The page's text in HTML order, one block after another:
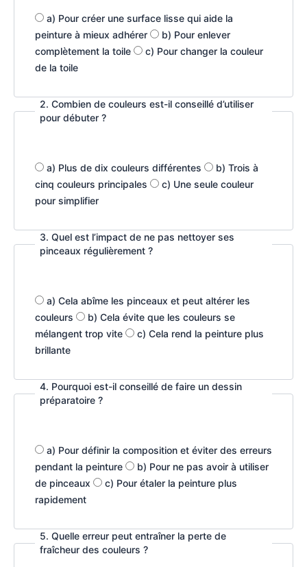
peinture à mieux adhérer
complètement la toile
de la toile
2. Combien de couleurs est-il conseillé d’utiliser
pour débuter ?
a) Plus de dix couleurs différentes
cinq couleurs principales
pour simplifier
3. Quel est l’impact de ne pas nettoyer ses
pinceaux régulièrement ?
couleurs
mélangent trop vite
brillante
4. Pourquoi est-il conseillé de faire un dessin
préparatoire ?
pendant la peinture
de pinceaux
rapidement
5. Quelle erreur peut entraîner la perte de
fraîcheur des couleurs ?